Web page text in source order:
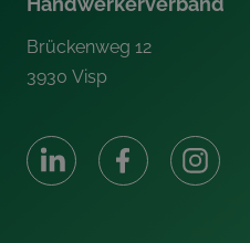
Brückenweg 12
3930 Visp